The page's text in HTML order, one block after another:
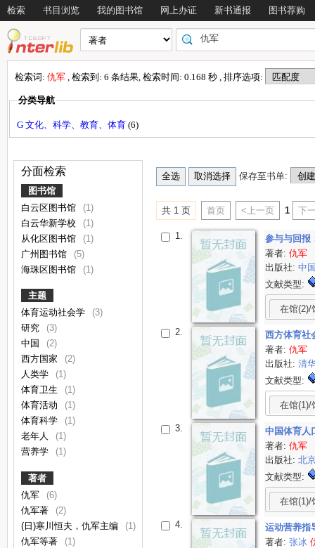
检索 书目浏览 我的图书馆 网上办证 新书通报 图书荐购
检索词: 仇军 , 检索到: 6 条结果, 检索时间: 0.168 秒 , 排序选项:
分类导航
G 文化、科学、教育、体育 (6)
分面检索
图书馆
白云区图书馆
(1)
白云华新学校
(1)
从化区图书馆
(1)
广州图书馆
(5)
海珠区图书馆
(1)
主题
体育运动社会学
(3)
研究
(3)
中国
(2)
西方国家
(2)
人类学
(1)
体育卫生
(1)
体育活动
(1)
体育科学
(1)
老年人
(1)
营养学
(1)
著者
仇军
(6)
仇军著
(2)
(日)寒川恒夫，仇军主编
(1)
仇军等著
(1)
保存至书单:
共 1 页 首页 <上一页 1 下
1.
参与与回报
著者:仇军
出版社:中
文献类型:
在馆(2)/
2.
西方体育社
著者:仇军
出版社:清
文献类型:
在馆(1)/
3.
中国体育人
著者:仇军
出版社:北
文献类型:
在馆(1)/
4.
运动营养指
著者:张冰